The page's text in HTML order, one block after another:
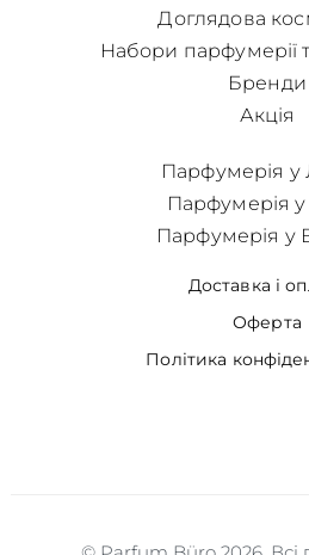
Доглядова
Набори парфумерії
Бренди
Акція
Доставка і
Оферта
Політика
Парфумерія у
Парфумерія у
Парфумерія у